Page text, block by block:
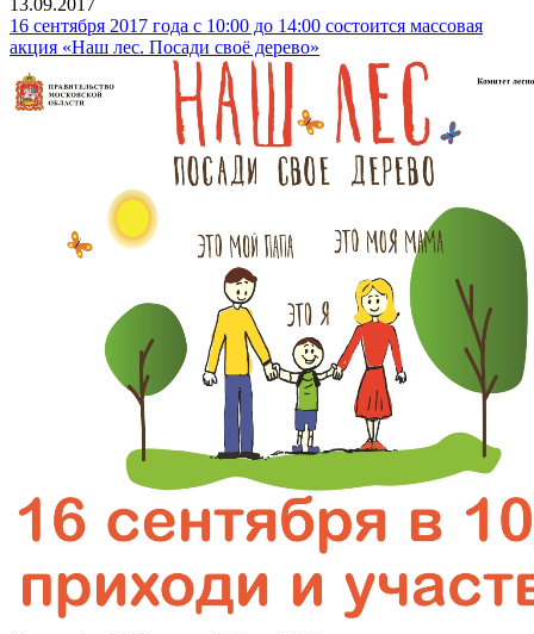
13.09.2017
16 сентября 2017 года с 10:00 до 14:00 состоится массовая
акция «Наш лес. Посади своё дерево»